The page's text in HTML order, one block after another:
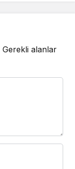
Gerekli alanlar